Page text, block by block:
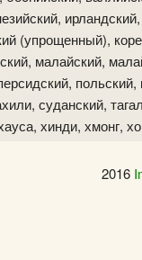
(упрощенный),
малайский,
суданский,
хинди, хмонг,
2016